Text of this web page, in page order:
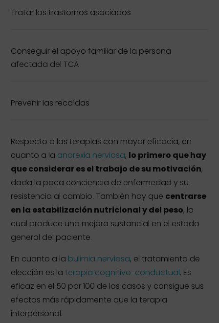
Tratar los trastornos asociados
Conseguir el apoyo familiar de la persona
afectada del TCA
Prevenir las recaídas
Respecto a las terapias con mayor eficacia, en
cuanto a la anorexia nerviosa, lo primero que hay
que considerar es el trabajo de su motivación,
dada la poca conciencia de enfermedad y su
resistencia al cambio. También hay que centrarse
en la estabilización nutricional y del peso, lo
cual produce una mejora sustancial en el estado
general del paciente.
En cuanto a la bulimia nerviosa, el tratamiento de
elección es la terapia cognitivo-conductual. Es
eficaz en el 50 por 100 de los casos y consigue sus
efectos más rápidamente que la terapia
interpersonal.